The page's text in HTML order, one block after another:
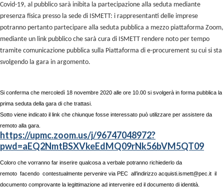
Covid-19, al pubblico sarà inibita la partecipazione alla seduta mediante
presenza fisica presso la sede di ISMETT: i rappresentanti delle imprese
potranno pertanto partecipare alla seduta pubblica a mezzo piattaforma Zoom,
mediante un link pubblico che sarà cura di ISMETT rendere noto per tempo
tramite comunicazione pubblica sulla Piattaforma di e-procurement su cui si sta
svolgendo la gara in argomento.
Si conferma che mercoledì 18 novembre 2020 alle ore 10.00 si svolgerà in forma pubblica la
prima seduta della gara di che trattasi.
Sotto viene indicato il link che chiunque fosse interessato può utilizzare per assistere da
remoto alla gara.
https://upmc.zoom.us/j/96747048972?
pwd=aEQ2NmtBSXVkeEdMQ09rNk56bVM5QT09
Coloro che vorranno far inserire qualcosa a verbale potranno richiederlo da
remoto facendo contestualmente pervenire via PEC all’indirizzo acquisti.ismett@pec.it il
documento comprovante la legittimazione ad intervenire ed il documento di identità.